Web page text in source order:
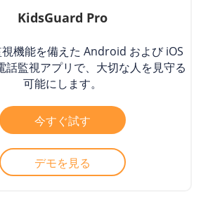
KidsGuard Pro
機能を備えた Android および iOS
話監視アプリで、大切な人を見守る
可能にします。
今すぐ試す
デモを見る